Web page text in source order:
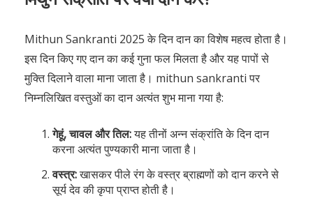
Mithun Sankranti 2025 के दिन दान का विशेष महत्व होता है।
इस दिन किए गए दान का कई गुना फल मिलता है और यह पापों से
मुक्ति दिलाने वाला माना जाता है। mithun sankranti पर
निम्नलिखित वस्तुओं का दान अत्यंत शुभ माना गया है:
गेहूं, चावल और तिल:यह तीनों अन्न संक्रांति के दिन दान
करना अत्यंत पुण्यकारी माना जाता है।
वस्त्र:खासकर पीले रंग के वस्त्र ब्राह्मणों को दान करने से
सूर्य देव की कृपा प्राप्त होती है।